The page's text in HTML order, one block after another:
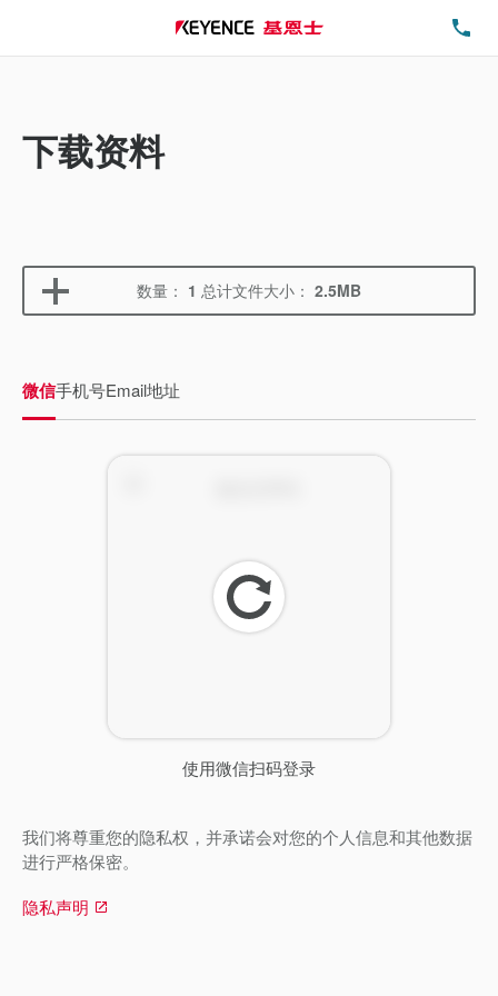
下载资料
数量： 1 总计文件大小： 2.5MB
微信手机号Email地址
使用微信扫码登录
刷
新
我们将尊重您的隐私权，并承诺会对您的个人信息和其他数据
进行严格保密。
隐私声明